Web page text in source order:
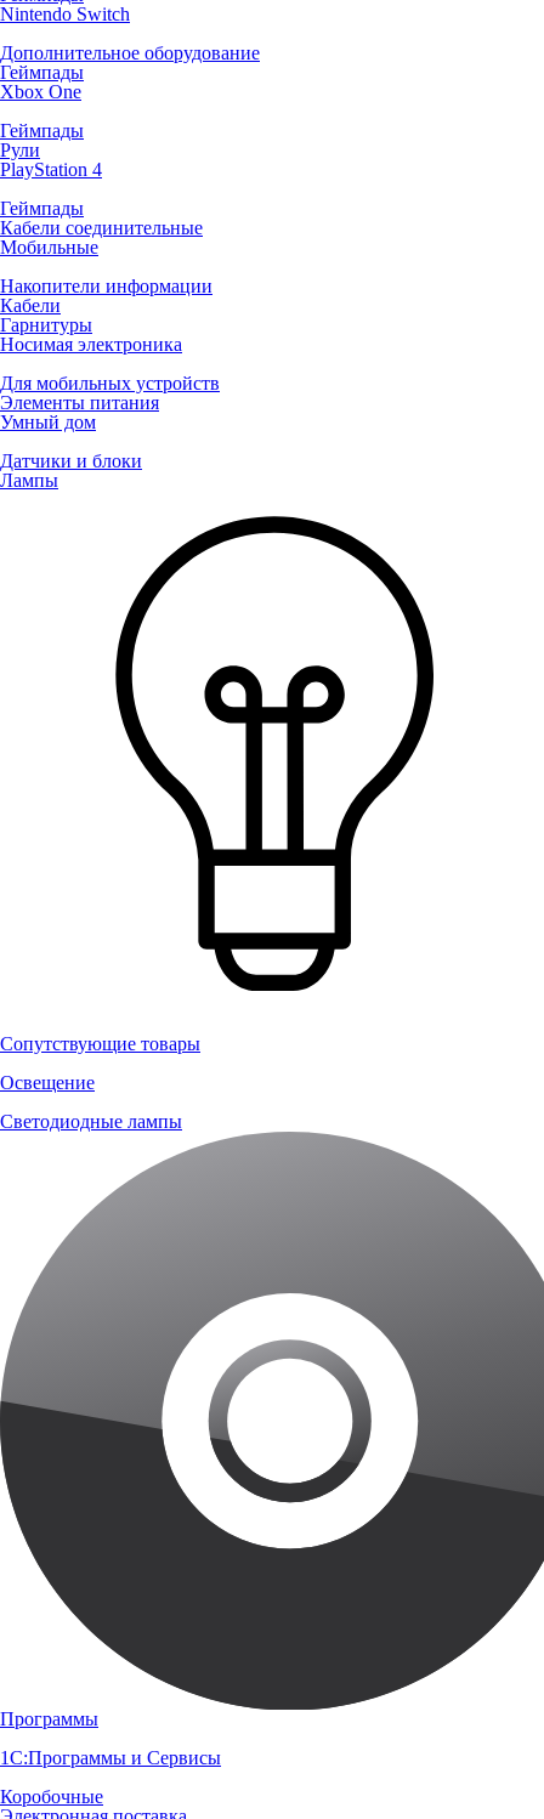
Nintendo Switch
Дополнительное оборудование
Геймпады
Xbox One
Геймпады
Рули
PlayStation 4
Геймпады
Кабели соединительные
Мобильные
Накопители информации
Кабели
Гарнитуры
Носимая электроника
Для мобильных устройств
Элементы питания
Умный дом
Датчики и блоки
Лампы
Сопутствующие товары
Освещение
Светодиодные лампы
Программы
1С:Программы и Сервисы
Коробочные